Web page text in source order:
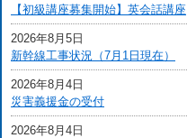
【初級講座募集開始】英会話講座
2026年8月5日
新幹線工事状況（7月1日現在）
2026年8月4日
災害義援金の受付
2026年8月4日